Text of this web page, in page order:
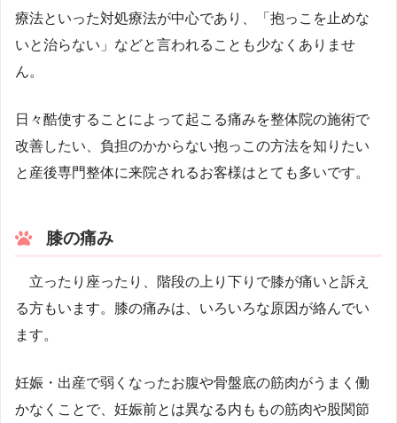
療法といった対処療法が中心であり、「抱っこを止めな
いと治らない」などと言われることも少なくありませ
ん。
日々酷使することによって起こる痛みを整体院の施術で
改善したい、負担のかからない抱っこの方法を知りたい
と産後専門整体に来院されるお客様はとても多いです。
膝の痛み
立ったり座ったり、階段の上り下りで膝が痛いと訴え
る方もいます。膝の痛みは、いろいろな原因が絡んでい
ます。
妊娠・出産で弱くなったお腹や骨盤底の筋肉がうまく働
かなくことで、妊娠前とは異なる内ももの筋肉や股関節